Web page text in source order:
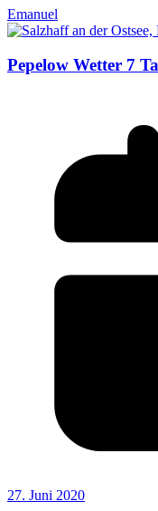
Emanuel
Pepelow Wetter 7
27. Juni 2020